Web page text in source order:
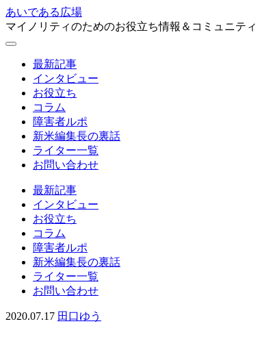
あいである広場
マイノリティのためのお役立ち情報＆コミュニティ
最新記事
インタビュー
お役立ち
コラム
障害者ルポ
新米編集長の裏話
ライター一覧
お問い合わせ
最新記事
インタビュー
お役立ち
コラム
障害者ルポ
新米編集長の裏話
ライター一覧
お問い合わせ
2020.07.17 田口ゆう